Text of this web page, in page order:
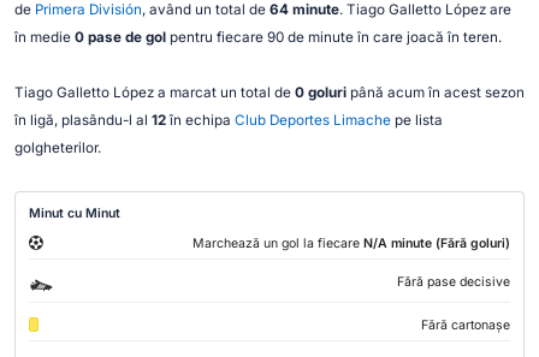
de Primera División, având un total de 64 minute. Tiago Galletto López are
în medie 0 pase de golpentru fiecare 90 de minute în care joacă în teren.
Tiago Galletto López a marcat un total de 0 goluripână acum în acest sezon
în ligă, plasându-l al 12în echipa Club Deportes Limachepe lista
golgheterilor.
Minut cu Minut
Marchează un gol la fiecare N/A minute (Fără goluri)
Fără pase decisive
Fără cartonașe